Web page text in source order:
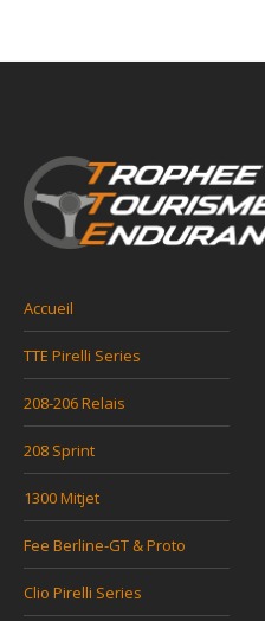
Accueil
TTE Pirelli Series
208-206 Relais
208 Sprint
1300 Mitjet
Fee Berline-GT & Proto
Clio Pirelli Series